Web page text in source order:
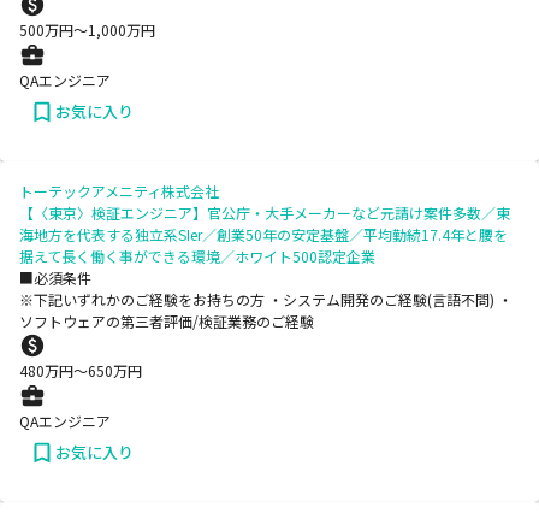
500万円〜1,000万円
QAエンジニア
お気に入り
トーテックアメニティ株式会社
【〈東京〉検証エンジニア】官公庁・大手メーカーなど元請け案件多数／東
海地方を代表する独立系SIer／創業50年の安定基盤／平均勤続17.4年と腰を
据えて長く働く事ができる環境／ホワイト500認定企業
■必須条件
※下記いずれかのご経験をお持ちの方 ・システム開発のご経験(言語不問) ・
ソフトウェアの第三者評価/検証業務のご経験
480万円〜650万円
QAエンジニア
お気に入り